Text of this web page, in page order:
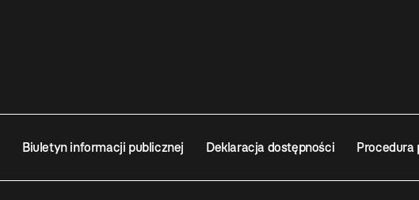
Biuletyn informacji publicznej Deklaracja dostępności Procedura